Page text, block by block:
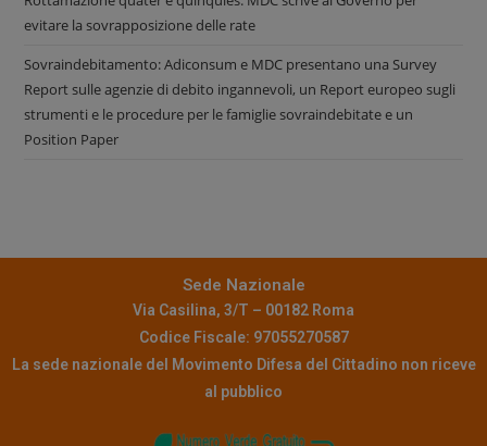
evitare la sovrapposizione delle rate
Sovraindebitamento: Adiconsum e MDC presentano una Survey
Report sulle agenzie di debito ingannevoli, un Report europeo sugli
strumenti e le procedure per le famiglie sovraindebitate e un
Position Paper
Sede Nazionale
Via Casilina, 3/T – 00182 Roma
Codice Fiscale: 97055270587
La sede nazionale del Movimento Difesa del Cittadino non riceve
al pubblico